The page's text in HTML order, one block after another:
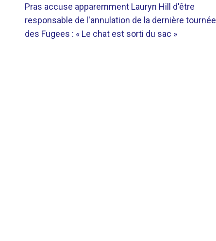
DE
L’ARTICLE
Pras accuse apparemment Lauryn Hill d'être
responsable de l'annulation de la dernière tournée
des Fugees : « Le chat est sorti du sac »